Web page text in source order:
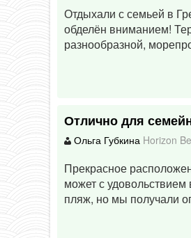
Отдыхали с семьей в
обделён вниманием!
разнообразной,
Отлично для
Ольга Губкина Horizon
Прекрасное
может с
пляж, но мы получали